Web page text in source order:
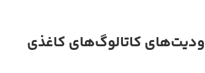
کاتالوگ‌های کاغذی